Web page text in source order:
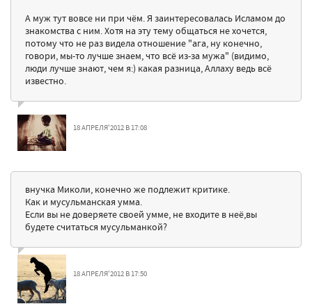
А муж тут вовсе ни при чём. Я заинтересовалась Исламом до
знакомства с ним. Хотя на эту тему общаться не хочется,
потому что не раз видела отношение "ага, ну конечно,
говори, мы-то лучше знаем, что всё из-за мужа" (видимо,
люди лучше знают, чем я:) какая разница, Аллаху ведь всё
известно.
18 АПРЕЛЯ'2012 В 17:08
внучка Миколи, конечно же подлежит критике.
Как и мусульманская умма.
Если вы не доверяете своей умме, не входите в неё,вы
будете считаться мусульманкой?
18 АПРЕЛЯ'2012 В 17:50